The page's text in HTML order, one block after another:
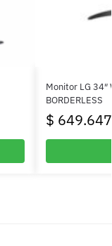
Monitor LG
BORDERLESS
$ 649.647